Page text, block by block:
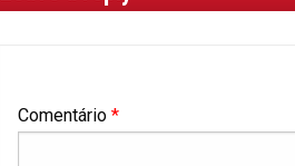
Comentário *